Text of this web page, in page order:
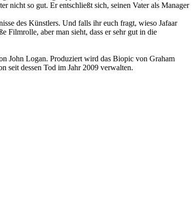
nicht so gut. Er entschließt sich, seinen Vater als Manager
des Künstlers. Und falls ihr euch fragt, wieso Jafaar
Filmrolle, aber man sieht, dass er sehr gut in die
John Logan. Produziert wird das Biopic von Graham
seit dessen Tod im Jahr 2009 verwalten.